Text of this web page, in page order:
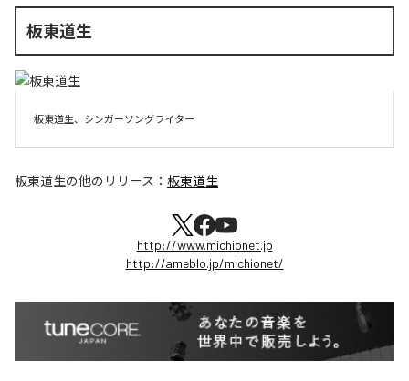
板東道生
板東道生、シンガーソングライター
板東道生の他のリリース： 板東道生
http://www.michionet.jp
http://ameblo.jp/michionet/